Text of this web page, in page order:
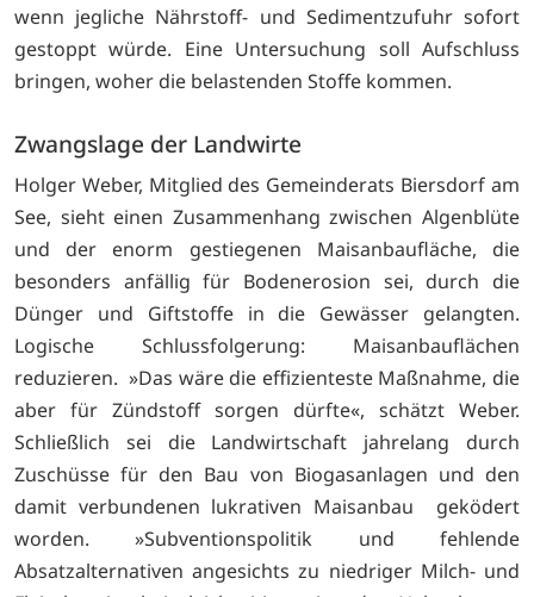
wenn jegliche Nährstoff- und Sedimentzufuhr sofort
gestoppt würde. Eine Untersuchung soll Aufschluss
bringen, woher die belastenden Stoffe kommen.
Zwangslage der Landwirte
Holger Weber, Mitglied des Gemeinderats Biersdorf am
See, sieht einen Zusammenhang zwischen Algenblüte
und der enorm gestiegenen Maisanbaufläche, die
besonders anfällig für Bodenerosion sei, durch die
Dünger und Giftstoffe in die Gewässer gelangten.
Logische Schlussfolgerung: Maisanbauflächen
reduzieren. »Das wäre die effizienteste Maßnahme, die
aber für Zündstoff sorgen dürfte«, schätzt Weber.
Schließlich sei die Landwirtschaft jahrelang durch
Zuschüsse für den Bau von Biogasanlagen und den
damit verbundenen lukrativen Maisanbau geködert
worden. »Subventionspolitik und fehlende
Absatzalternativen angesichts zu niedriger Milch- und